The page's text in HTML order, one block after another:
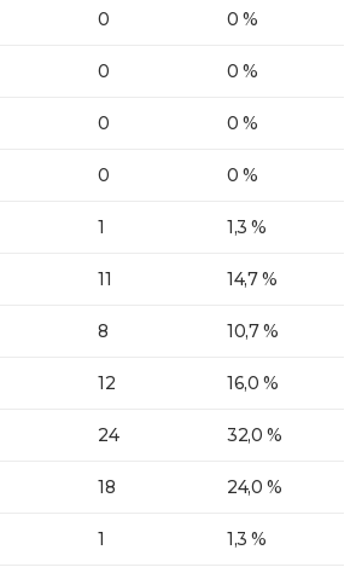
0 0 %
0 0 %
0 0 %
0 0 %
1 1,3 %
11 14,7 %
8 10,7 %
12 16,0 %
24 32,0 %
18 24,0 %
1 1,3 %